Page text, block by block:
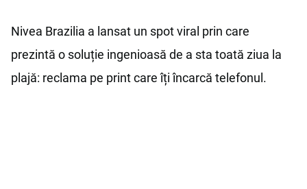
Nivea Brazilia a lansat un spot viral prin care
prezintă o soluție ingenioasă de a sta toată ziua la
plajă: reclama pe print care îți încarcă telefonul.